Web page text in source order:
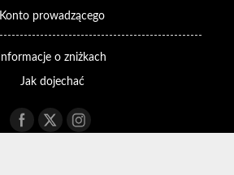
Konto prowadzącego
Informacje o zniżkach
Jak dojechać